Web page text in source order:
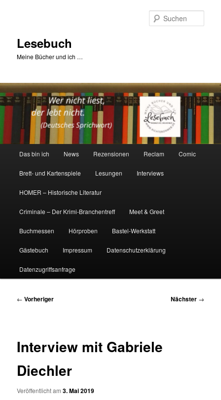
Lesebuch
Meine Bücher und ich …
Das bin ich News Rezensionen Reclam Comic
Brett- und Kartenspiele Lesungen Interviews
HOMER – Historische Literatur
Criminale – Der Krimi-Branchentreff Meet & Greet
Buchmessen Hörproben Bastel-Werkstatt
Gästebuch Impressum Datenschutzerklärung
Datenzugriffsanfrage
Beitragsnavigation
← Vorheriger Nächster →
Interview mit Gabriele
Diechler
Veröffentlicht am3. Mai 2019